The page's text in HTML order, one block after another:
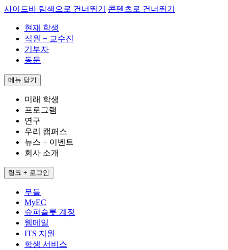
사이드바 탐색으로 건너뛰기 콘텐츠로 건너뛰기
현재 학생
직원 + 교수진
기부자
동문
메뉴 닫기
미래 학생
프로그램
연구
우리 캠퍼스
뉴스 + 이벤트
회사 소개
링크 + 로그인
무들
MyEC
슈퍼슬롯 계정
웹메일
ITS 지원
학생 서비스